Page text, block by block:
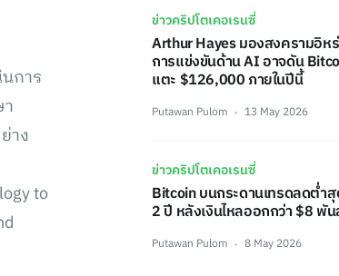
การ
าง
to
ข่าวคริปโตเคอเรนซี่
Arthur Hayes มองสงครามอิห
การแข่งขันด้าน AI อาจดัน
แตะ $126,000 ภายในปีนี้
Putawan Pulom 13 May 2026
ข่าวคริปโตเคอเรนซี่
Bitcoin บนกระดานเทรดลดต่ำ
2 ปี หลังเงินไหลออกกว่า $8 พั
Putawan Pulom 8 May 2026